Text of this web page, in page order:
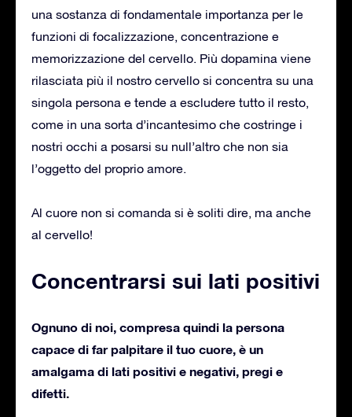
una sostanza di fondamentale importanza per le
funzioni di focalizzazione, concentrazione e
memorizzazione del cervello. Più dopamina viene
rilasciata più il nostro cervello si concentra su una
singola persona e tende a escludere tutto il resto,
come in una sorta d’incantesimo che costringe i
nostri occhi a posarsi su null’altro che non sia
l’oggetto del proprio amore.
Al cuore non si comanda si è soliti dire, ma anche
al cervello!
Concentrarsi sui lati positivi
Ognuno di noi, compresa quindi la persona
capace di far palpitare il tuo cuore, è un
amalgama di lati positivi e negativi, pregi e
difetti.